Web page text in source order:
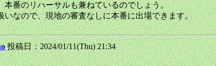
本番のリハーサルも兼ねているのでしょう。
いなので、現地の審査なしに本番に出場できます。
投稿日：2024/01/11(Thu) 21:34